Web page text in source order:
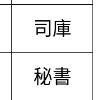
司庫
秘書